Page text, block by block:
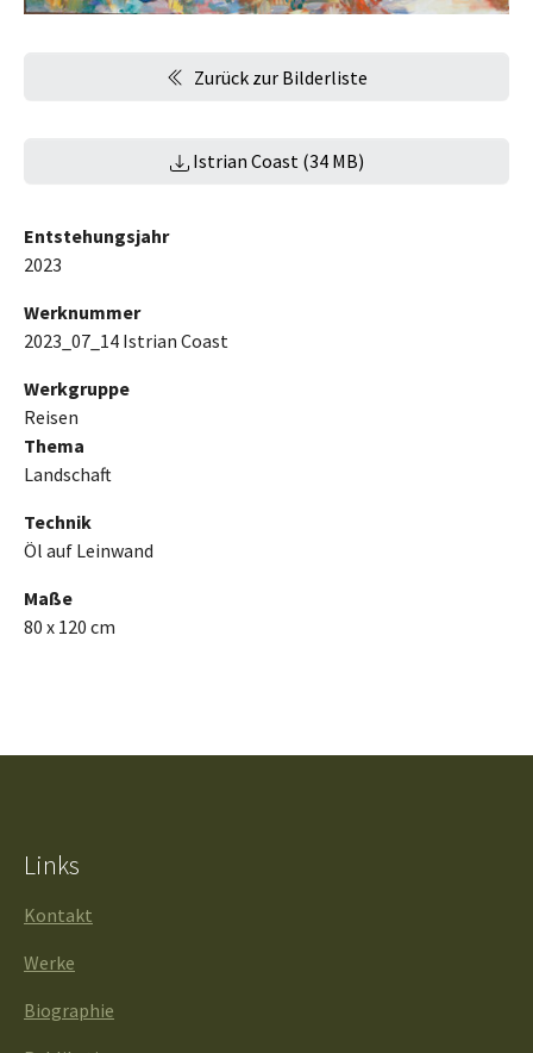
Zurück zur Bilderliste
Istrian Coast (34 MB)
Entstehungsjahr
2023
Werknummer
2023_07_14 Istrian Coast
Werkgruppe
Reisen
Thema
Landschaft
Technik
Öl auf Leinwand
Maße
80 x 120 cm
Links
Kontakt
Werke
Biographie